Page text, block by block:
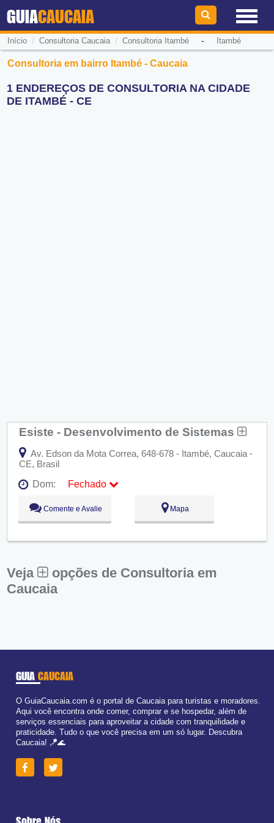
GUIACAUCAIA
Início / Consultoria Caucaia/ Consultoria Itambé- Itambé
Consultoria em bairro Itambé - Caucaia
1 ENDEREÇOS DE CONSULTORIA NA CIDADE
DE ITAMBÉ - CE
Esiste - Desenvolvimento de Sistemas
Av. Edson da Mota Correa, 648-678 - Itambé, Caucaia -
CE, Brasil
Dom:
Fechado
Seg:
Ter:
09:00 - 18:00
Qua:
09:00 - 18:00
Sex:
09:00 - 18:00
Dom:
Fechado
Comente e Avalie Mapa
Veja
opções de Consultoria em
Caucaia
GUIA CAUCAIA
O GuiaCaucaia.com é o portal de Caucaia para turistas e moradores.
Aqui você encontra onde comer, comprar e se hospedar, além de
serviços essenciais para aproveitar a cidade com tranquilidade e
praticidade. Tudo o que você precisa em um só lugar. Descubra
Caucaia! 🪁🌊